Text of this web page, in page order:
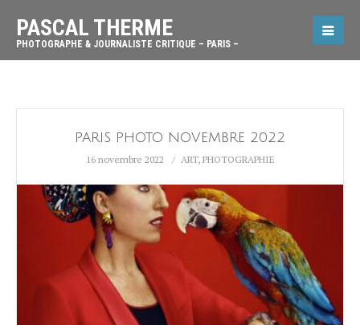
PASCAL THERME
PHOTOGRAPHE & JOURNALISTE CRITIQUE – PARIS –
PARIS PHOTO NOVEMBRE 2022
16 novembre 2022 ART, PHOTOGRAPHIE